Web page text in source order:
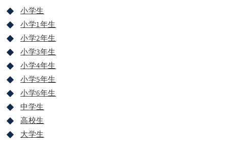
小学生
小学1年生
小学2年生
小学3年生
小学4年生
小学5年生
小学6年生
中学生
高校生
大学生